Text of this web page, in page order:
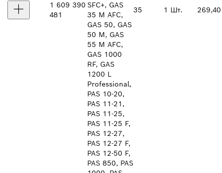
1 609 390
481
SFC+, GAS
35 M AFC,
GAS 50, GAS
50 M, GAS
55 M AFC,
GAS 1000
RF, GAS
1200 L
Professional,
PAS 10-20,
PAS 11-21,
PAS 11-25,
PAS 11-25 F,
PAS 12-27,
PAS 12-27 F,
PAS 12-50 F,
PAS 850, PAS
35 1 Шт. 269,40